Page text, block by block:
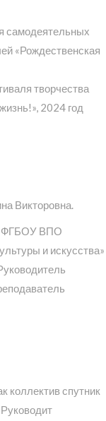
самодеятельных
«Рождественская
творчества
2024 год
Викторовна.
ФГБОУ ВПО
и искусства»
коллектив спутник